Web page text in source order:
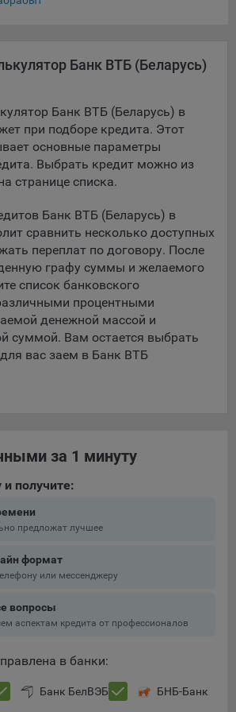
например, для настройки
cookie собирают информацию о
на сайте и его предпочтениях и
«запомнить» информацию о
городе и других местных
файлы cookie, например
о том, как пользователь
и позволяют Обществу вносить в них
cookie показывают, какие страницы
чаще всего, помогают
возникающие при использовании
оценить эффективность
этому у Общества есть возможность
о тенденциях использования
использует информацию для
хранятся не более года;
веб-аналитических
«Яндекс.Метрика»
лицам, часть из которых хранятся во
сайтом;
года.
пользователей сайта, в том числе
работы сайта исходя из
Банк ВТБ (Беларусь)
Банк ВТБ (Беларусь) в
при подборе кредита. Этот
основные параметры
Выбрать кредит можно из
странице списка.
Банк ВТБ (Беларусь) в
сравнить несколько доступных
переплат по договору. После
графу суммы и желаемого
список банковского
процентными
денежной массой и
суммой. Вам остается выбрать
вас заем в Банк ВТБ
за 1 минуту
и получите:
предложат лучшее
формат
или мессенджеру
вопросы
аспектам кредита от профессионалов
в банки:
Банк БелВЭБ БНБ-Банк